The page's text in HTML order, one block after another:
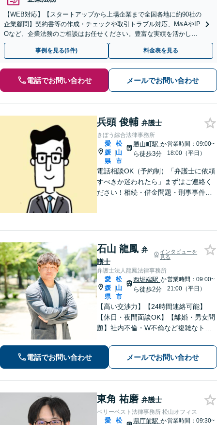
【WEB対応】【スタートアップから上場企業まで全国各地に約90社の
企業顧問】契約書等の作成・チェックや取引トラブル対応、M&AやIP
Oなど、企業法務のご相談はお任せください。豊富な実績を活かし的
確に対応を進めてまいります。
事例を見る(5件) 料金表を見る
電話でお問い合わせ メールでお問い合わせ
兵頭 俊輔 弁護士
きぼう綜合法律事務所
愛
媛
県
|
松
山
市
勝山町駅 か
ら徒歩3分
営業時間：09:00~
18:00（平日）
電話相談OK（予約制）「弁護士に依頼
すべきか迷われたら」まずはご連絡く
ださい！相続・借金問題・刑事事件・
石山 龍鳳 弁
護士
インタビューを
見る
弁護士法人龍鳳法律事務所
愛
媛
県
|
松
山
市
西堀端駅 か
ら徒歩2分
営業時間：09:00~
21:00（平日）
【高い交渉力】【24時間連絡可能】
【休日・夜間面談OK】【離婚・男女問
題】社内不倫・W不倫など複雑なトラ
求や退職代行もお受けします。【刑事
事件】刑事事件は１分１秒が勝負で
す。迅速に対応します。
電話でお問い合わせ メールでお問い合わせ
東角 祐磨 弁護士
ベリーベスト法律事務所 松山オフィス
愛
松
県庁前駅 か営業時間：09:30~